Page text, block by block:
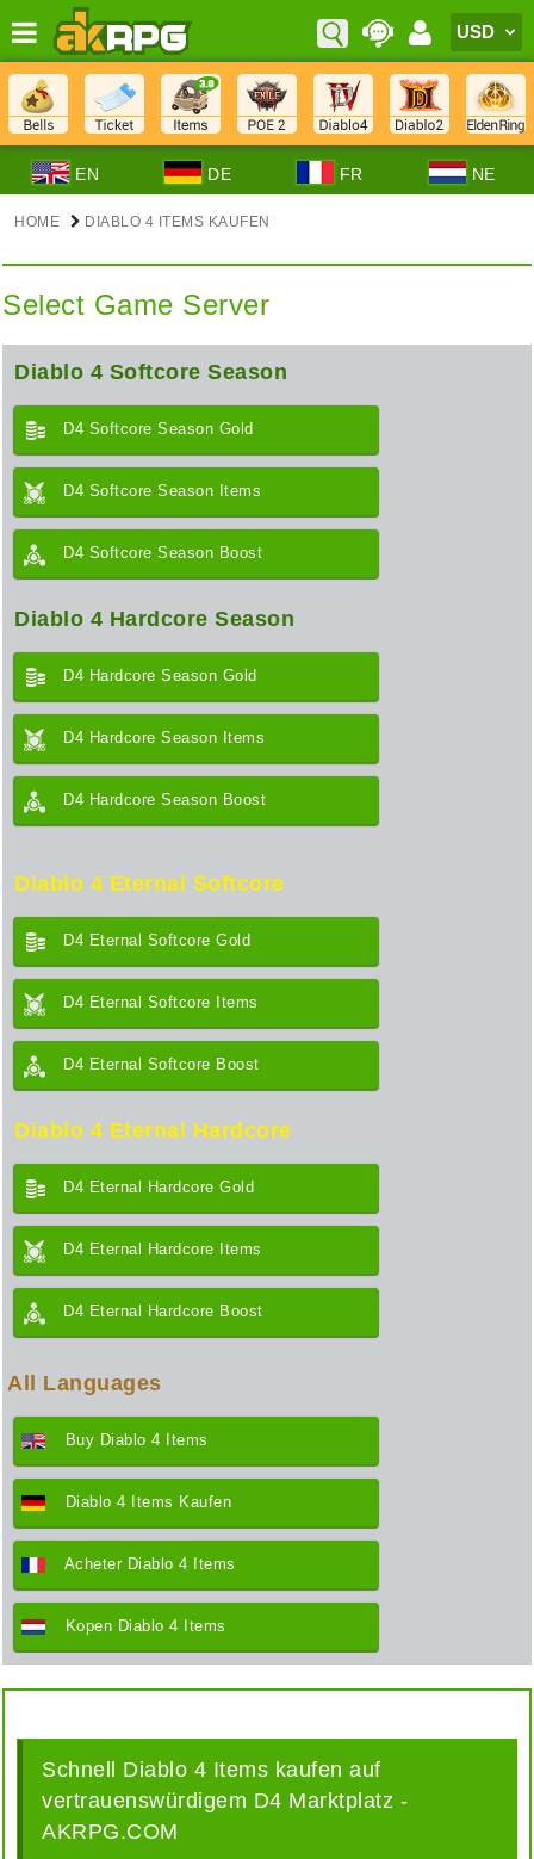
EN DE FR NE
HOME DIABLO 4 ITEMS KAUFEN
Select Game Server
Diablo 4 Softcore Season
D4 Softcore Season Gold
D4 Softcore Season Items
D4 Softcore Season Boost
Diablo 4 Hardcore Season
D4 Hardcore Season Gold
D4 Hardcore Season Items
D4 Hardcore Season Boost
Diablo 4 Eternal Softcore
D4 Eternal Softcore Gold
D4 Eternal Softcore Items
D4 Eternal Softcore Boost
Diablo 4 Eternal Hardcore
D4 Eternal Hardcore Gold
D4 Eternal Hardcore Items
D4 Eternal Hardcore Boost
All Languages
Buy Diablo 4 Items
Diablo 4 Items Kaufen
Acheter Diablo 4 Items
Kopen Diablo 4 Items
Schnell Diablo 4 Items kaufen auf
vertrauenswürdigem D4 Marktplatz -
AKRPG.COM